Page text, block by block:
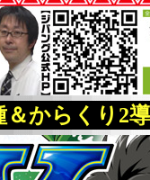
＆からくり2